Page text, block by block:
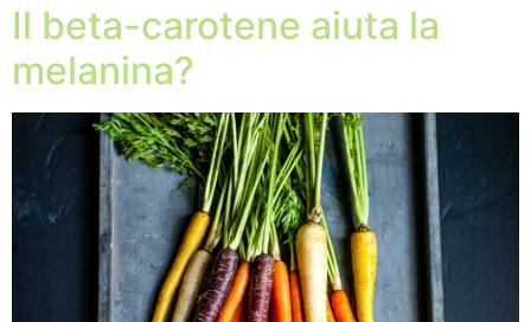
Il beta-carotene aiuta la
melanina?